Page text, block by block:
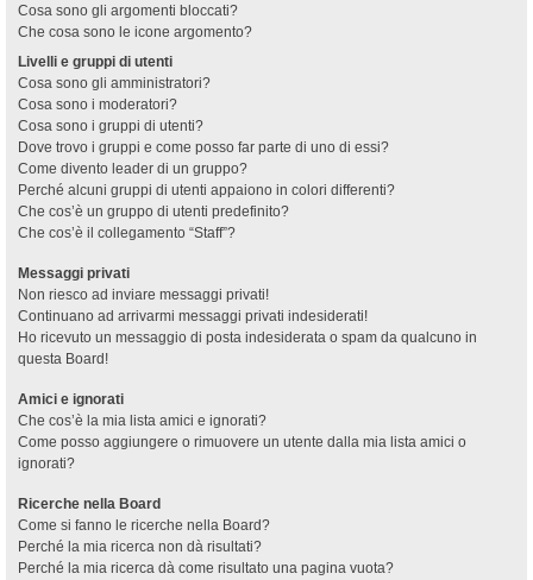
Cosa sono gli argomenti bloccati?
Che cosa sono le icone argomento?
Livelli e gruppi di utenti
Cosa sono gli amministratori?
Cosa sono i moderatori?
Cosa sono i gruppi di utenti?
Dove trovo i gruppi e come posso far parte di uno di essi?
Come divento leader di un gruppo?
Perché alcuni gruppi di utenti appaiono in colori differenti?
Che cos’è un gruppo di utenti predefinito?
Che cos’è il collegamento “Staff”?
Messaggi privati
Non riesco ad inviare messaggi privati!
Continuano ad arrivarmi messaggi privati indesiderati!
Ho ricevuto un messaggio di posta indesiderata o spam da qualcuno in
questa Board!
Amici e ignorati
Che cos’è la mia lista amici e ignorati?
Come posso aggiungere o rimuovere un utente dalla mia lista amici o
ignorati?
Ricerche nella Board
Come si fanno le ricerche nella Board?
Perché la mia ricerca non dà risultati?
Perché la mia ricerca dà come risultato una pagina vuota?